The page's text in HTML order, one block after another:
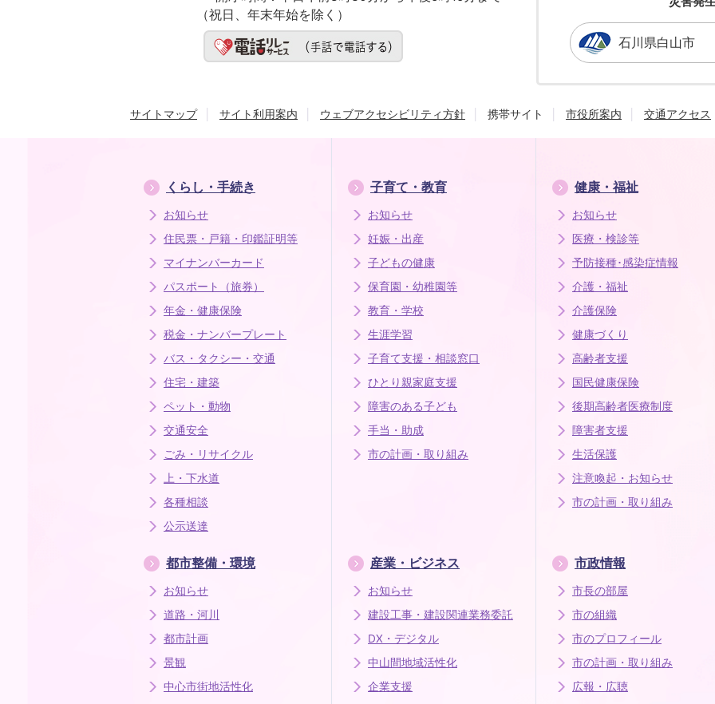
（祝日、年末年始を除く）
石川県白山市
サイトマップ サイト利用案内 ウェブアクセシビリティ方針 携帯サイト 市役所案内 交通アクセス
くらし・手続き
お知らせ
住民票・戸籍・印鑑証明等
マイナンバーカード
パスポート（旅券）
年金・健康保険
税金・ナンバープレート
バス・タクシー・交通
住宅・建築
ペット・動物
交通安全
ごみ・リサイクル
上・下水道
各種相談
公示送達
子育て・教育
お知らせ
妊娠・出産
子どもの健康
保育園・幼稚園等
教育・学校
生涯学習
子育て支援・相談窓口
ひとり親家庭支援
障害のある子ども
手当・助成
市の計画・取り組み
健康・福祉
お知らせ
医療・検診等
予防接種･感染症情報
介護・福祉
介護保険
健康づくり
高齢者支援
国民健康保険
後期高齢者医療制度
障害者支援
生活保護
注意喚起・お知らせ
市の計画・取り組み
都市整備・環境
お知らせ
道路・河川
都市計画
景観
中心市街地活性化
産業・ビジネス
お知らせ
建設工事・建設関連業務委託
DX・デジタル
中山間地域活性化
企業支援
市政情報
市長の部屋
市の組織
市のプロフィール
市の計画・取り組み
広報・広聴